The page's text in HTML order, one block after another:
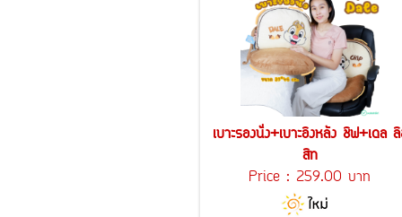
เบาะรองนั่ง+เบาะอิงหลัง ชิฟ+เดล
สิท
Price : 259.00 บาท